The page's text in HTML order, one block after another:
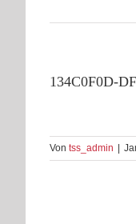
134C0F0D-
Von tss_admin